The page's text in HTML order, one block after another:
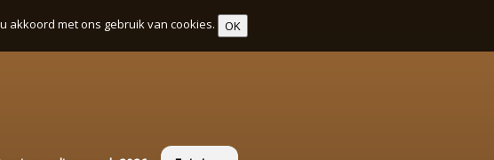
akkoord met ons gebruik van cookies. OK